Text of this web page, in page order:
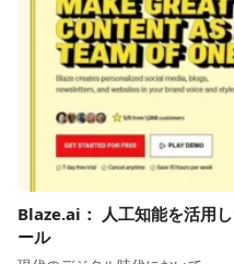
Blaze.ai： 人工知能を活用
ール